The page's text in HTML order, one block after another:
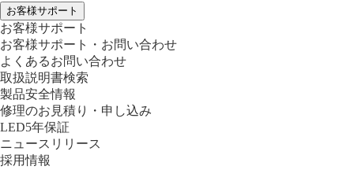
お客様サポート
お客様サポート
お客様サポート・お問い合わせ
よくあるお問い合わせ
取扱説明書検索
製品安全情報
修理のお見積り・申し込み
LED5年保証
ニュースリリース
採用情報